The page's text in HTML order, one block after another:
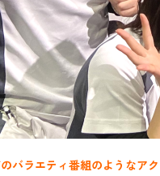
バラエティ番組のようなア